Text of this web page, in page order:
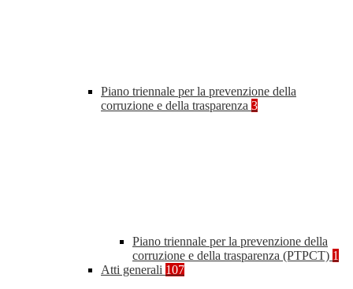
Piano triennale per la prevenzione della
corruzione e della trasparenza 3
Piano triennale per la prevenzione della
corruzione e della trasparenza (PTPCT) 1
Atti generali 107